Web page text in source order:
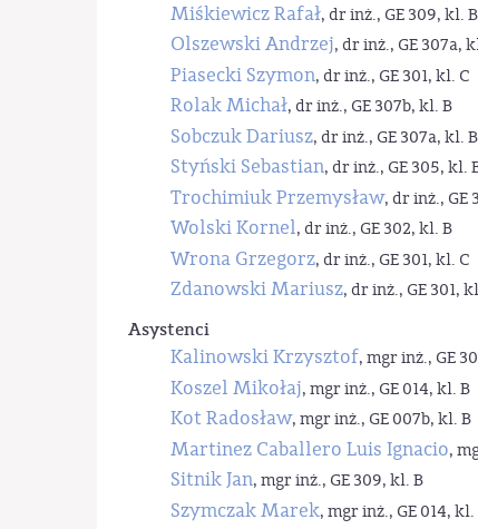
Miśkiewicz Rafał, dr inż., GE 309, kl. B
Olszewski Andrzej, dr inż., GE 307a,
Piasecki Szymon, dr inż., GE 301, kl. C
Rolak Michał, dr inż., GE 307b, kl. B
Sobczuk Dariusz, dr inż., GE 307a, kl. B
Styński Sebastian, dr inż., GE 305, kl.
Trochimiuk Przemysław, dr inż., GE
Wolski Kornel, dr inż., GE 302, kl. B
Wrona Grzegorz, dr inż., GE 301, kl. C
Zdanowski Mariusz, dr inż., GE 301,
Asystenci
Kalinowski Krzysztof, mgr inż., GE
Koszel Mikołaj, mgr inż., GE 014, kl. B
Kot Radosław, mgr inż., GE 007b, kl. B
Martinez Caballero Luis Ignacio,
Sitnik Jan, mgr inż., GE 309, kl. B
Szymczak Marek, mgr inż., GE 014, kl.